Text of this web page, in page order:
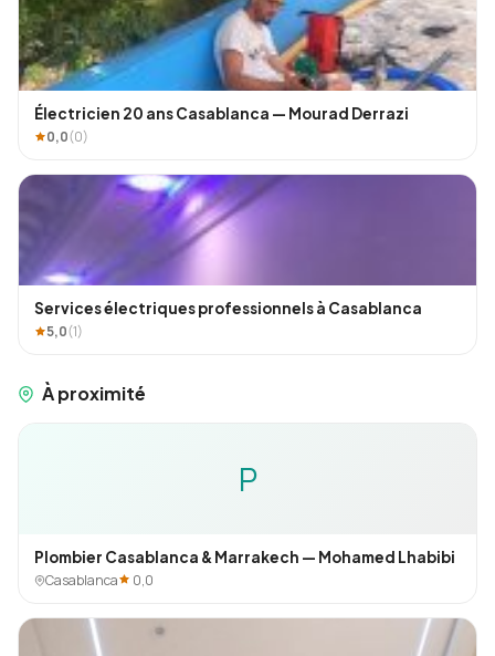
Électricien 20 ans Casablanca — Mourad Derrazi
0,0(0)
Services électriques professionnels à Casablanca
5,0(1)
À proximité
P
Plombier Casablanca & Marrakech — Mohamed Lhabibi
Casablanca
0,0